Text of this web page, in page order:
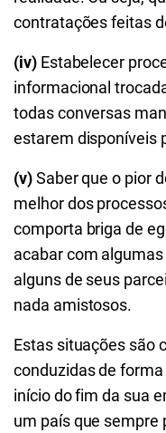
contratações feitas
(iv) Estabelecer
informacional
todas conversas
estarem disponíveis
(v)Saber que o pior
melhor dos
comporta briga de
acabar com
alguns de seus
nada amistosos.
Estas situações são
conduzidas de
início do fim da sua
um país que sempre